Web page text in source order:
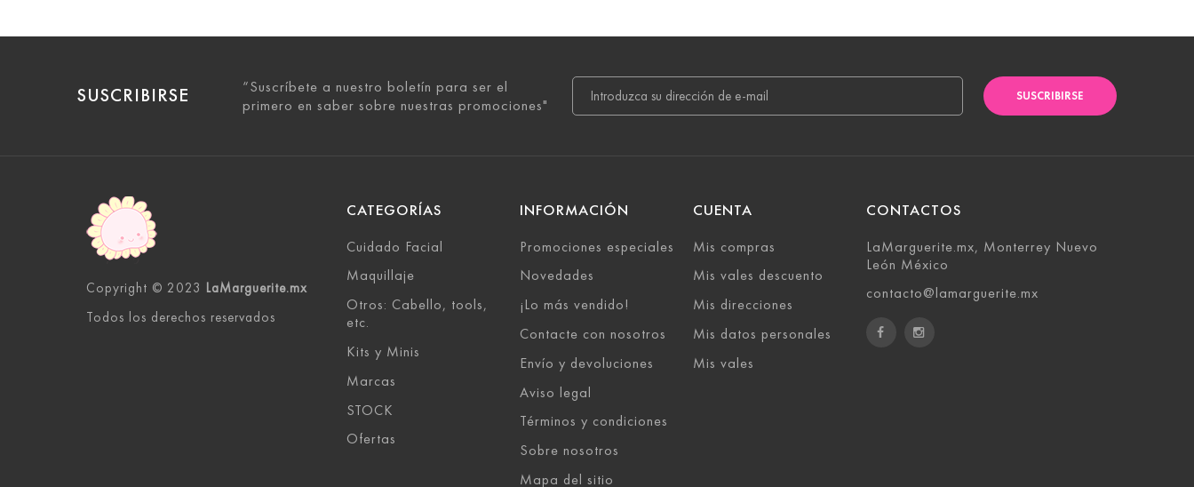
SUSCRIBIRSE
“Suscríbete a nuestro boletín para ser el
primero en saber sobre nuestras promociones"
SUSCRIBIRSE
Copyright © 2023 LaMarguerite.mx
Todos los derechos reservados
CATEGORÍAS
Cuidado Facial
Maquillaje
Otros: Cabello, tools,
etc.
Kits y Minis
Marcas
STOCK
Ofertas
INFORMACIÓN
Promociones especiales
Novedades
¡Lo más vendido!
Contacte con nosotros
Envío y devoluciones
Aviso legal
Términos y condiciones
Sobre nosotros
Mapa del sitio
CUENTA
Mis compras
Mis vales descuento
Mis direcciones
Mis datos personales
Mis vales
CONTACTOS
LaMarguerite.mx, Monterrey Nuevo
León México
contacto@lamarguerite.mx